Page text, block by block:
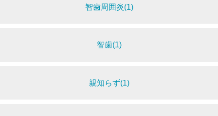
智歯周囲炎(1)
智歯(1)
親知らず(1)